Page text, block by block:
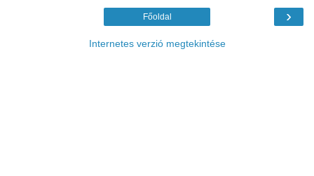
›
Főoldal
Internetes verzió megtekintése